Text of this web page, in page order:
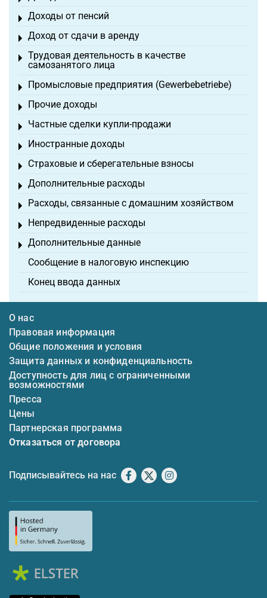
Доходы от пенсий
Toggle menu
Доход от сдачи в аренду
Toggle menu
Трудовая деятельность в качестве
самозанятого лица
Toggle menu
Промысловые предприятия (Gewerbebetriebe)
Toggle menu
Прочие доходы
Toggle menu
Частные сделки купли-продажи
Toggle menu
Иностранные доходы
Toggle menu
Страховые и сберегательные взносы
Toggle menu
Дополнительные расходы
Toggle menu
Расходы, связанные с домашним хозяйством
Toggle menu
Непредвиденные расходы
Toggle menu
Дополнительные данные
Toggle menu
Сообщение в налоговую инспекцию
Конец ввода данных
О нас
Правовая информация
Общие положения и условия
Защита данных и конфиденциальность
Доступность для лиц с ограниченными
возможностями
Пресса
Цены
Партнерская программа
Отказаться от договора
Подписывайтесь на нас Facebook
X Instagram